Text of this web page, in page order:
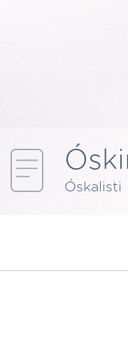
Óskalisti